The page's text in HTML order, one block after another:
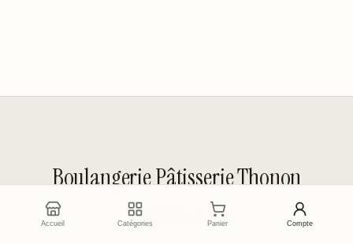
Boulangerie Pâtisserie Thonon
« De toutes mes passions, la plus grande est la
gourmandise. »
Accueil Catégories Panier Compte